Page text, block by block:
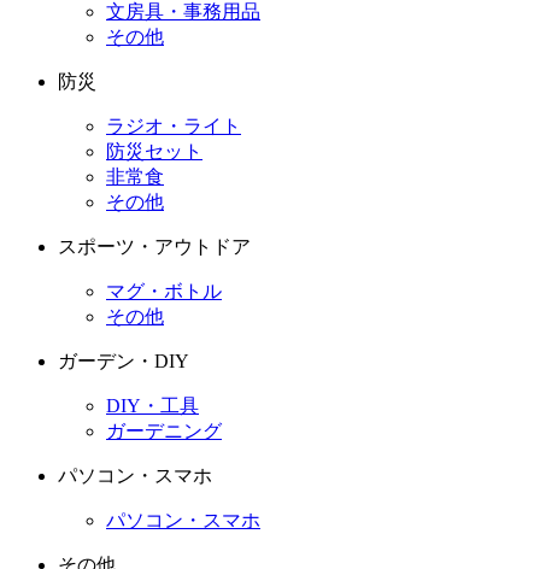
文房具・事務用品
その他
防災
ラジオ・ライト
防災セット
非常食
その他
スポーツ・アウトドア
マグ・ボトル
その他
ガーデン・DIY
DIY・工具
ガーデニング
パソコン・スマホ
パソコン・スマホ